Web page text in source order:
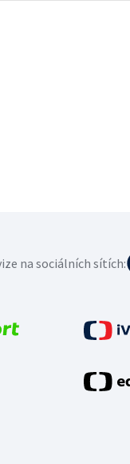
na sociálních sítích: